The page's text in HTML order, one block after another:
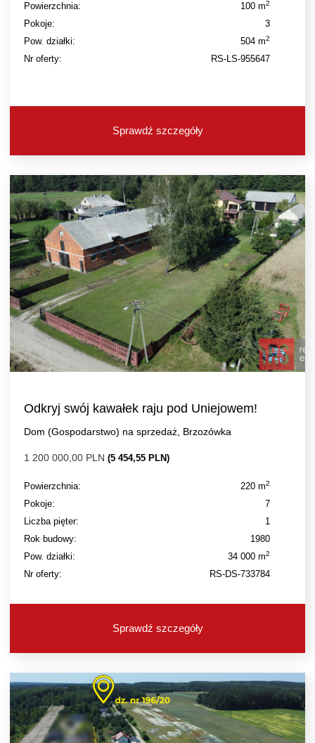
Powierzchnia: 100 m2
Pokoje:
3
Pow. działki:
504 m2
Nr oferty: RS-LS-955647
Sprawdź szczegóły
Odkryj swój kawałek raju pod Uniejowem!
Dom (Gospodarstwo) na sprzedaż, Brzozówka
1 200 000,00 PLN (5 454,55 PLN)
Powierzchnia: 220 m2
Pokoje:
7
Liczba pięter:
1
Rok budowy:
1980
Pow. działki:
34 000 m2
Nr oferty: RS-DS-733784
Sprawdź szczegóły